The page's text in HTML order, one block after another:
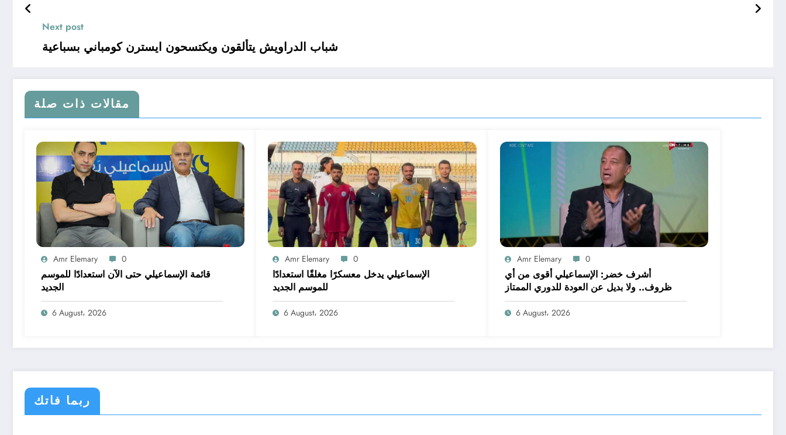
Next post
شباب الدراويش يتألقون ويكتسحون ايسترن كومباني بسباعية
مقالات ذات صلة
Amr Elemary 0
قائمة الإسماعيلي حتى الآن استعدادًا للموسم
الجديد
6 August، 2026
Amr Elemary 0
الإسماعيلي يدخل معسكرًا مغلقًا استعدادًا
للموسم الجديد
6 August، 2026
Amr Elemary 0
أشرف خضر: الإسماعيلي أقوى من أي
ظروف.. ولا بديل عن العودة للدوري الممتاز
6 August، 2026
ربما فاتك